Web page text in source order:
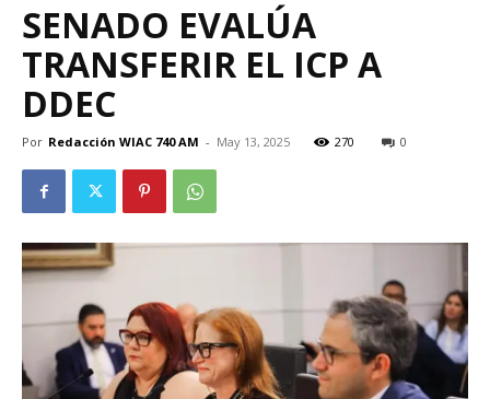
SENADO EVALÚA
TRANSFERIR EL ICP A
DDEC
Por Redacción WIAC 740 AM - May 13, 2025 270 0